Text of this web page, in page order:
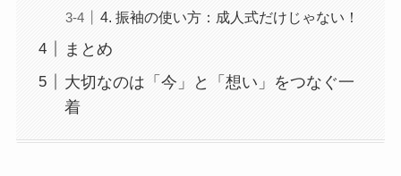
4. 振袖の使い方：成人式だけじゃない！
まとめ
大切なのは「今」と「想い」をつなぐ一
着